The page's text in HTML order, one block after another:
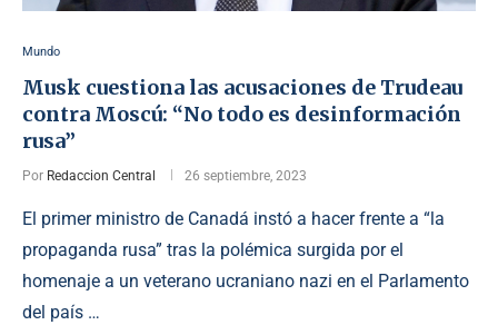
Mundo
Musk cuestiona las acusaciones de Trudeau
contra Moscú: “No todo es desinformación
rusa”
Por Redaccion Central 26 septiembre, 2023
El primer ministro de Canadá instó a hacer frente a “la
propaganda rusa” tras la polémica surgida por el
homenaje a un veterano ucraniano nazi en el Parlamento
del país …